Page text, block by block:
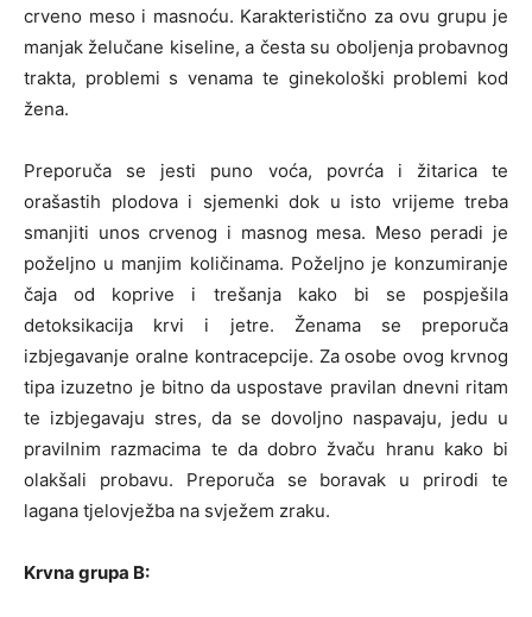
crveno meso i masnoću. Karakteristično za ovu grupu je
manjak želučane kiseline, a česta su oboljenja probavnog
trakta, problemi s venama te ginekološki problemi kod
žena.
Preporuča se jesti puno voća, povrća i žitarica te
orašastih plodova i sjemenki dok u isto vrijeme treba
smanjiti unos crvenog i masnog mesa. Meso peradi je
poželjno u manjim količinama. Poželjno je konzumiranje
čaja od koprive i trešanja kako bi se pospješila
detoksikacija krvi i jetre. Ženama se preporuča
izbjegavanje oralne kontracepcije. Za osobe ovog krvnog
tipa izuzetno je bitno da uspostave pravilan dnevni ritam
te izbjegavaju stres, da se dovoljno naspavaju, jedu u
pravilnim razmacima te da dobro žvaču hranu kako bi
olakšali probavu. Preporuča se boravak u prirodi te
lagana tjelovježba na svježem zraku.
Krvna grupa B: